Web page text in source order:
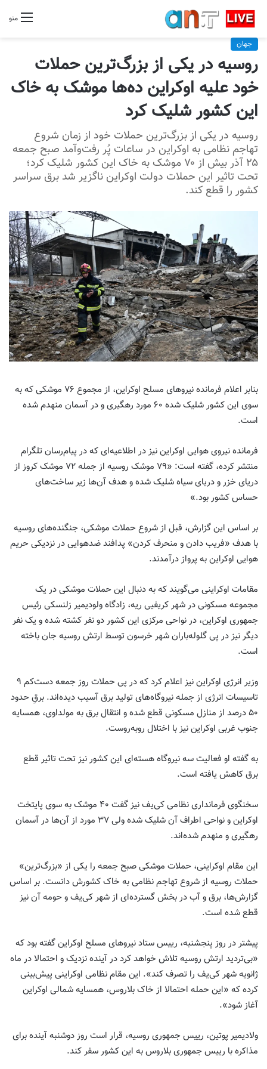
منو
جهان
روسیه در یکی از بزرگ‌ترین حملات
خود علیه اوکراین ده‌ها موشک به خاک
این کشور شلیک کرد
روسیه در یکی از بزرگ‌ترین حملات خود از زمان شروع
تهاجم نظامی به اوکراین در ساعات پُر رفت‌وآمد صبح جمعه
۲۵ آذر بیش از ۷۰ موشک به خاک این کشور شلیک کرد؛
تحت تاثیر این حملات دولت اوکراین ناگزیر شد برق سراسر
کشور را قطع کند.
بنابر اعلام فرمانده نیروهای مسلح اوکراین، از مجموع ۷۶ موشکی که به
سوی این کشور شلیک شده ۶۰ مورد رهگیری و در آسمان منهدم شده
است.
فرمانده نیروی هوایی اوکراین نیز در اطلاعیه‌ای که در پیام‌رسان تلگرام
منتشر کرده، گفته است: «۷۹ موشک روسیه از جمله ۷۲ موشک کروز از
دریای خزر و دریای سیاه شلیک شده و هدف آن‌ها زیر ساخت‌های
حساس کشور بود.»
بر اساس این گزارش، قبل از شروع حملات موشکی، جنگنده‌های روسیه
با هدف «فریب دادن و منحرف کردن» پدافند ضدهوایی در نزدیکی حریم
هوایی اوکراین به پرواز درآمدند.
مقامات اوکراینی می‌گویند که به دنبال این حملات موشکی در یک
مجموعه مسکونی در شهر کریفیی ریه، زادگاه ولودیمیر زلنسکی رئیس
جمهوری اوکراین، در نواحی مرکزی این کشور دو نفر کشته شده و یک نفر
دیگر نیز در پی گلوله‌باران شهر خرسون توسط ارتش روسیه جان باخته
است.
وزیر انرژی اوکراین نیز اعلام کرد که در پی حملات روز جمعه دست‌کم ۹
تاسیسات انرژی از جمله نیروگاه‌های تولید برق آسیب دیده‌اند. برقِ حدود
۵۰ درصد از منازل مسکونی قطع شده و انتقال برق به مولداوی، همسایه
جنوب غربی اوکراین نیز با اختلال روبه‌روست.
به گفته او فعالیت سه نیروگاه هسته‌ای این کشور نیز تحت تاثیر قطع
برق کاهش یافته است.
سخنگوی فرمانداری نظامی کی‌یف نیز گفت ۴۰ موشک به سوی پایتخت
اوکراین و نواحی اطراف آن شليک شده ولی ۳۷ مورد از آن‌ها در آسمان
رهگیری و منهدم شده‌اند.
این مقام اوکراینی، حملات موشکی صبح جمعه را یکی از «بزرگ‌ترین»
حملات روسیه از شروع تهاجم نظامی به خاک کشورش دانست. بر اساس
گزارش‌ها، برق و آب در بخش گسترده‌ای از شهر کی‌یف و حومه آن نیز
قطع شده است.
پیشتر در روز پنجشنبه، رییس ستاد نیروهای مسلح اوکراین گفته بود که
«بی‌تردید ارتش روسیه تلاش خواهد کرد در آینده نزدیک و احتمالا در ماه
ژانویه شهر کی‌یف را تصرف کند». این مقام نظامی اوکراینی پیش‌بینی
کرده که «این حمله احتمالا از خاک بلاروس، همسایه شمالی اوکراین
آغاز شود».
ولادیمیر پوتین، رییس جمهوری روسیه، قرار است روز دوشنبه آینده برای
مذاکره با رییس جمهوری بلاروس به این کشور سفر کند.